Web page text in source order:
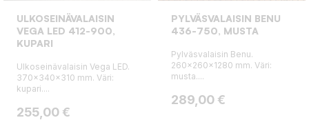
ULKOSEINÄVALAISIN
VEGA LED 412-900,
KUPARI
Ulkoseinävalaisin Vega LED.
370x340x310 mm. Väri:
kupari....
Hinta
255,00 €
PYLVÄSVALAISIN BENU
436-750, MUSTA
Pylväsvalaisin Benu.
260x260x1280 mm. Väri:
musta....
Hinta
289,00 €